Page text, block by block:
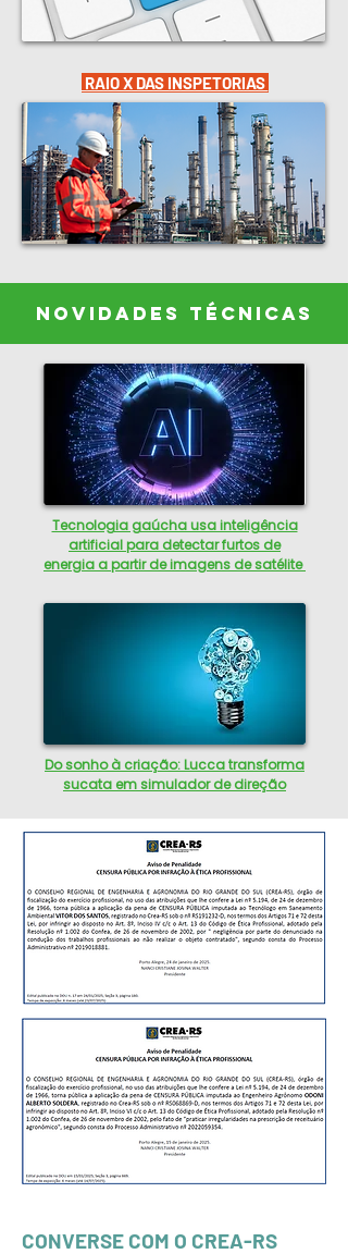
RAIO X DAS INSPETORIAS
NOVIDADES TÉCNICAS
Tecnologia gaúcha usa inteligência
artificial para detectar furtos de
energia a partir de imagens de satélite
Do sonho à criação: Lucca transforma
sucata em simulador de direção
CONVERSE COM O CREA-RS